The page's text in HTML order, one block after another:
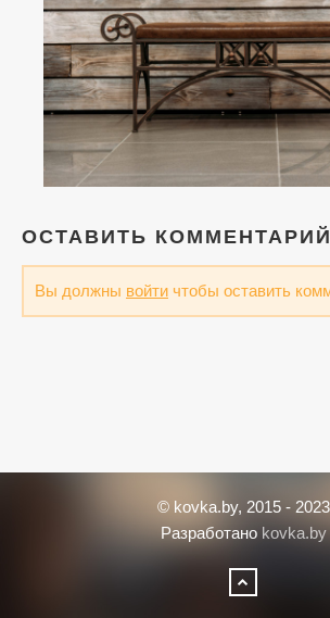
ОСТАВИТЬ КОММЕНТАРИЙ
Вы должны войти чтобы оставить
© kovka.by, 2015 - 2023
Разработано kovka.by